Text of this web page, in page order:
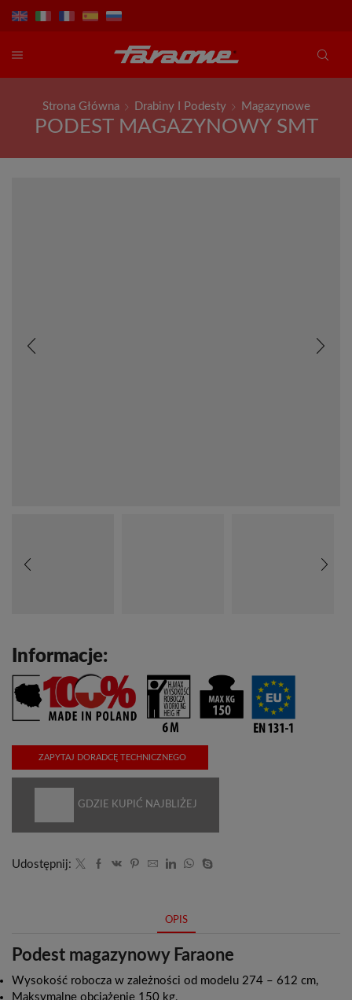
Strona Główna Drabiny I Podesty Magazynowe
PODEST MAGAZYNOWY SMT
Informacje:
ZAPYTAJ DORADCĘ TECHNICZNEGO
GDZIE KUPIĆ NAJBLIŻEJ
Udostępnij:
OPIS
Podest magazynowy Faraone
Wysokość robocza w zależności od modelu 274 – 612 cm,
Maksymalne obciążenie 150 kg,